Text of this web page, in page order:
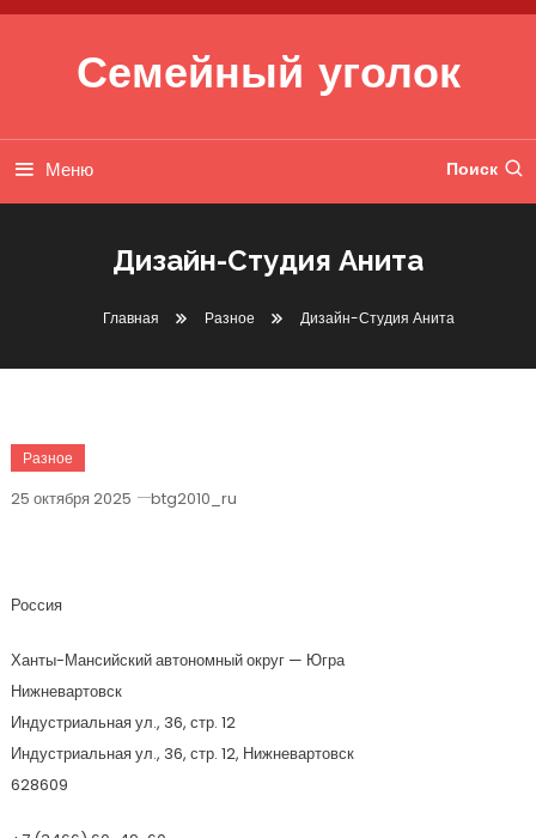
Перейти к содержимому
Семейный уголок
Меню Поиск
Дизайн-Студия Анита
Главная Разное Дизайн-Студия Анита
Разное
25 октября 2025 btg2010_ru
Россия
Ханты-Мансийский автономный округ — Югра
Нижневартовск
Индустриальная ул., 36, стр. 12
Индустриальная ул., 36, стр. 12, Нижневартовск
628609